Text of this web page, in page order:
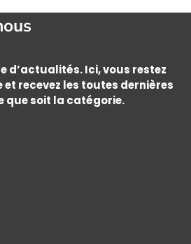
d’actualités. Ici, vous restez
recevez les toutes dernières
que soit la catégorie.